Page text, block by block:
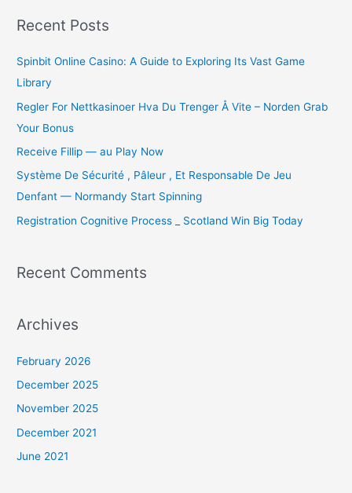
r
h
f
o
r
:
Recent Posts
Spinbit Online Casino: A Guide to Exploring Its Vast Game
Library
Regler For Nettkasinoer Hva Du Trenger Å Vite – Norden Grab
Your Bonus
Receive Fillip — au Play Now
Système De Sécurité , Pâleur , Et Responsable De Jeu
Denfant — Normandy Start Spinning
Registration Cognitive Process _ Scotland Win Big Today
Recent Comments
Archives
February 2026
December 2025
November 2025
December 2021
June 2021